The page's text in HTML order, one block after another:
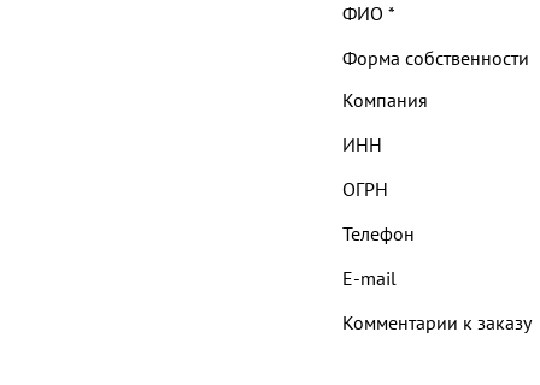
ФИО *
Форма собственности
Компания
ИНН
ОГРН
Телефон
E-mail
Комментарии к заказу